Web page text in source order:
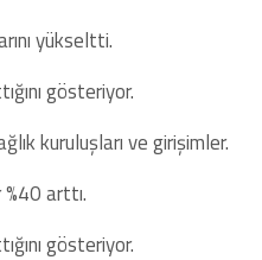
yükseltti.
gösteriyor.
kuruluşları ve girişimler.
arttı.
gösteriyor.